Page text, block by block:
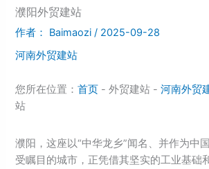
濮阳外贸建站
作者： Baimaozi/ 2025-09-28
河南外贸建站
您所在位置：首页 - 外贸建站 -河南外贸
站
濮阳，这座以“中华龙乡”闻名、并作为中
受瞩目的城市，正凭借其坚实的工业基础